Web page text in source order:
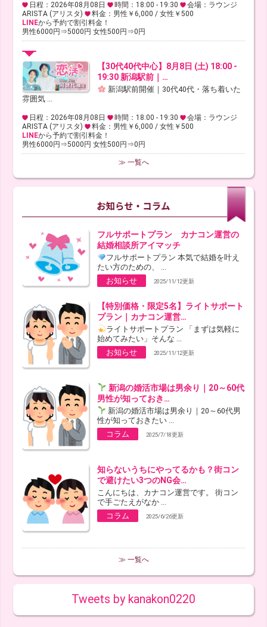
日程：2026年08月08日 時間：18:00 - 19:30
会場：ラウンジ
ARISTA (アリスタ)
料金：男性￥6,000 / 女性￥500
LINEから予約で割引料金！
男性6000円⇒5000円 女性500円⇒0円
【30代40代中心】8月8日 (土) 18:00 -
19:30 新潟駅前｜…
新潟駅前開催｜30代40代・落ち着いた
雰囲気 ...
日程：2026年08月08日 時間：18:00 - 19:30
会場：ラウンジ
ARISTA (アリスタ)
料金：男性￥6,000 / 女性￥500
LINEから予約で割引料金！
男性6000円⇒5000円 女性500円⇒0円
≫ 一覧へ
フルサポートプラン カナコン運営の
結婚相談所アイマッチ
フルサポートプラン 本気で結婚を叶え
たい方のための、 ...
お知らせ
2025/11/12更新
【特別価格・限定5名】ライトサポート
プラン｜カナコン運営…
ライトサポートプラン 「まずは気軽に
始めてみたい」そんな ...
お知らせ
2025/11/12更新
新潟の婚活市場は男余り｜20～60代
男性が知っておき…
新潟の婚活市場は男余り｜20～60代男
性が知っておきたい ...
コラム
2025/7/18更新
知らないうちにやってるかも？街コン
で避けたい3つのNG会…
こんにちは、カナコン運営です。 街コン
で手ごたえがなか ...
コラム
2025/6/26更新
≫ 一覧へ
Tweets by kanakon0220